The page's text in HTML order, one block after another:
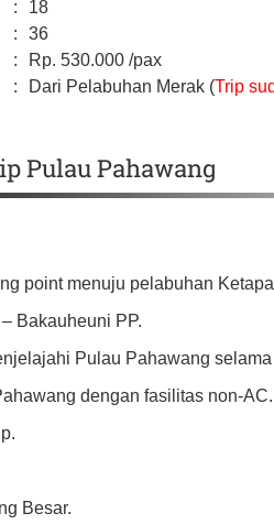
:
18
:
36
: Rp. 530.000 /pax
: Dari Pelabuhan Merak (Trip
Pulau Pahawang
point menuju pelabuhan
Bakauheuni PP.
Pulau Pahawang
dengan fasilitas non-AC.
Besar.